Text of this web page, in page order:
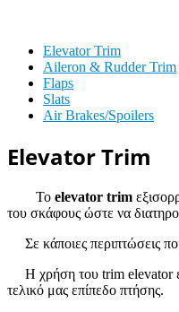
Elevator Trim
Aileron & Rudder Trim
Flaps
Slats
Air Brakes/Spoilers
Elevator Trim
To elevator trim
του σκάφους ώστε να
Σε κάποιες περιπτώσεις
Η χρήση του trim elevator
τελικό μας επίπεδο πτήσης.